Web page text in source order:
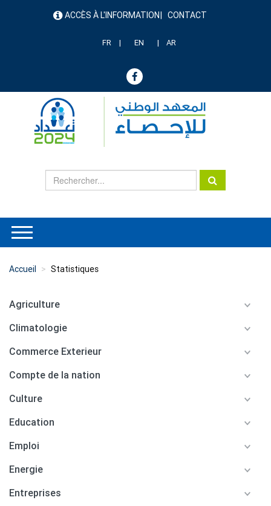
menu ACCÈS À L'INFORMATION CONTACT
FR EN AR
Accueil Statistiques
Agriculture
Climatologie
Commerce Exterieur
Compte de la nation
Culture
Education
Emploi
Energie
Entreprises